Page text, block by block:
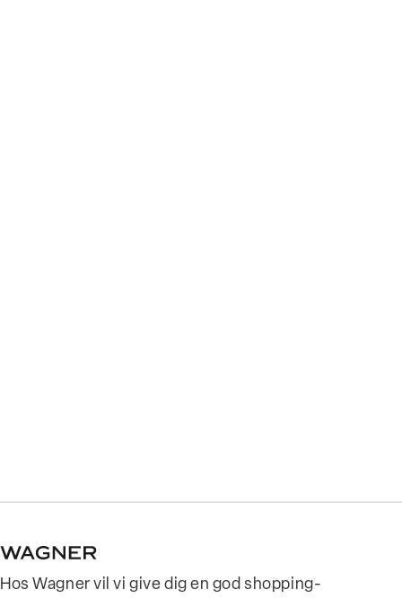
Hos Wagner vil vi give dig en god shopping-